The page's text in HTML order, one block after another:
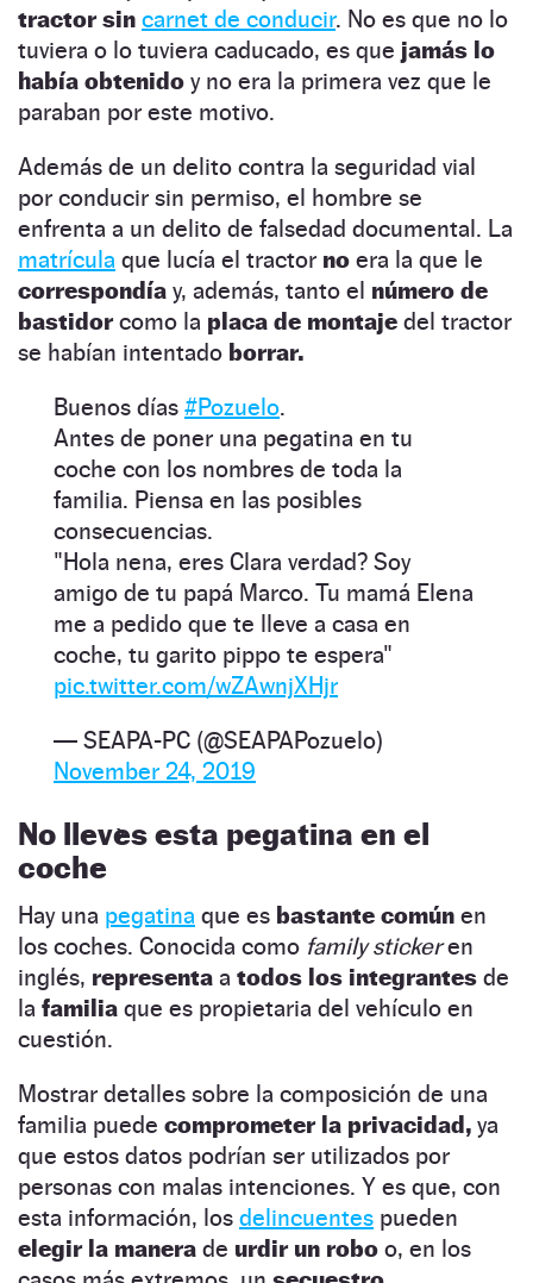
tractor sin carnet de conducir. No es que no lo
tuviera o lo tuviera caducado, es que jamás lo
había obtenido y no era la primera vez que le
paraban por este motivo.
Además de un delito contra la seguridad vial
por conducir sin permiso, el hombre se
enfrenta a un delito de falsedad documental. La
matrícula que lucía el tractor no era la que le
correspondía y, además, tanto el número de
bastidorcomo la placa de montaje del tractor
se habían intentado borrar.
Buenos días #Pozuelo.
Antes de poner una pegatina en tu
coche con los nombres de toda la
familia. Piensa en las posibles
consecuencias.
"Hola nena, eres Clara verdad? Soy
amigo de tu papá Marco. Tu mamá Elena
me a pedido que te lleve a casa en
coche, tu garito pippo te espera"
pic.twitter.com/wZAwnjXHjr
— SEAPA-PC (@SEAPAPozuelo)
November 24, 2019
No lleves esta pegatina en el
coche
Hay una pegatina que es bastante común en
los coches. Conocida como family stickeren
inglés, representa a todos los integrantes de
la familia que es propietaria del vehículo en
cuestión.
Mostrar detalles sobre la composición de una
familia puede comprometer la privacidad, ya
que estos datos podrían ser utilizados por
personas con malas intenciones. Y es que, con
esta información, los delincuentes pueden
elegir la manera de urdir un robo o, en los